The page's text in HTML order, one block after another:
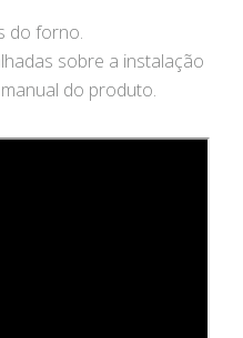
do forno.
sobre a instalação
do produto.